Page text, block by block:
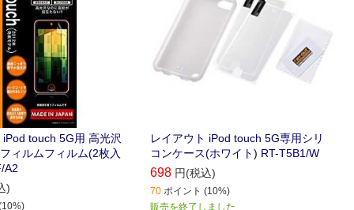
touch 5G用 高光沢
ィルムフィルム(2枚入
A2
)
レイアウト iPod touch 5G専用シリ
コンケース(ホワイト) RT-T5B1/W
698 円(税込)
70 ポイント (10%)
販売を終了しました